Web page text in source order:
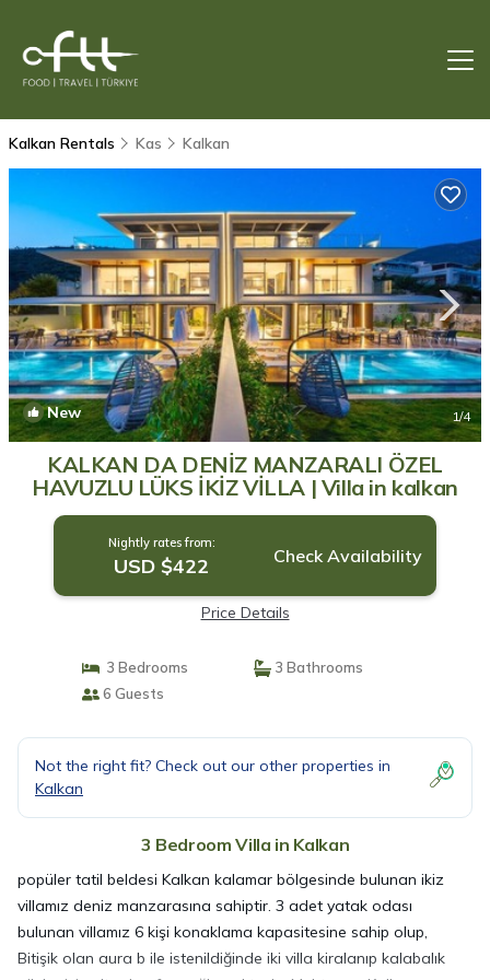
Kalkan Rentals Kas Kalkan
New 1/4
KALKAN DA DENİZ MANZARALI ÖZEL
HAVUZLU LÜKS İKİZ VİLLA | Villa in kalkan
Nightly rates from:
USD $422 Check Availability
Price Details
3 Bedrooms
3 Bathrooms
6 Guests
Not the right fit? Check out our other properties in
Kalkan
3 Bedroom Villa in Kalkan
popüler tatil beldesi Kalkan kalamar bölgesinde bulunan ikiz
villamız deniz manzarasına sahiptir. 3 adet yatak odası
bulunan villamız 6 kişi konaklama kapasitesine sahip olup,
Bitişik olan aura b ile istenildiğinde iki villa kiralanıp kalabalık